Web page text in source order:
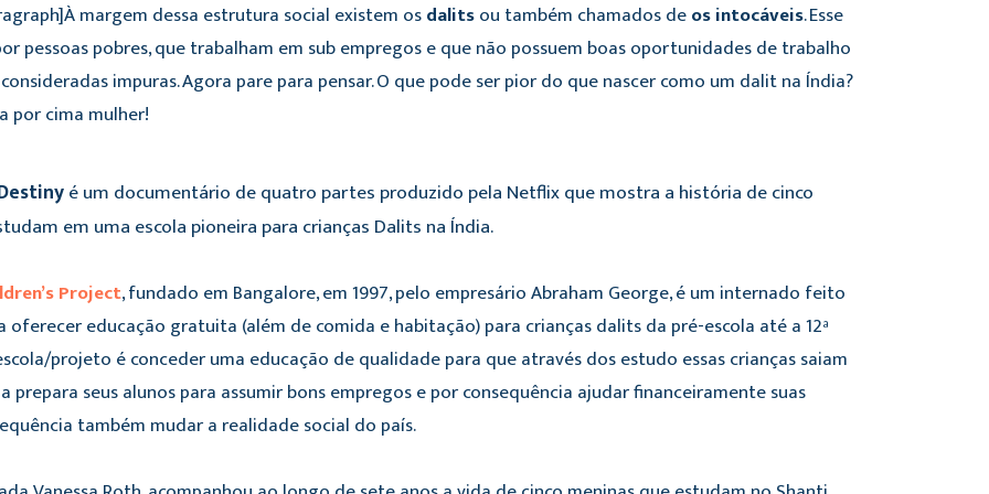
margem dessa estrutura social existem osdalitsou também chamados deos intocáveis. Esse
pessoas pobres, que trabalham em sub empregos e que não possuem boas oportunidades de trabalho
impuras. Agora pare para pensar. O que pode ser pior do que nascer como um dalit na Índia?
por cima mulher!
é um documentário de quatro partes produzido pela Netflix que mostra a história de cinco
em uma escola pioneira para crianças Dalits na Índia.
Project, fundado em Bangalore, em 1997, pelo empresário Abraham George, é um internado feito
oferecer educação gratuita (além de comida e habitação) para crianças dalits da pré-escola até a 12ª
projeto é conceder uma educação de qualidade para que através dos estudo essas crianças saiam
prepara seus alunos para assumir bons empregos e por consequência ajudar financeiramente suas
também mudar a realidade social do país.